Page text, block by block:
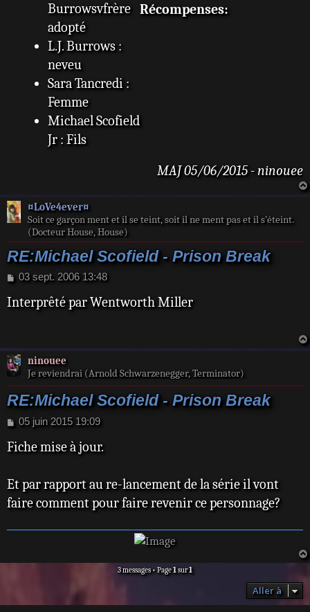
Burrowsvfrère
adopté
L.J. Burrows :
neveu
Sara Tancredi :
Femme
Michael Scofield
Jr : Fils
Récompenses:
MAJ 05/06/2015 - ninouee
¤LoVe4ever¤
Soit ce garçon ment et il se teint, soit il ne ment pas et il s’éteint.
(Docteur House, House)
RE:Michael Scofield - Prison Break
M
s
03 sept. 2006 13:48
Interprêté par Wentworth Miller
ninouee
Je reviendrai (Arnold Schwarzenegger, Terminator)
RE:Michael Scofield - Prison Break
M
s
g
e
05 juin 2015 19:09
Fiche mise à jour.
Et par rapport au re-lancement de la série il vont
faire comment pour faire revenir ce personnage?
3 messages • Page1sur1
Aller à